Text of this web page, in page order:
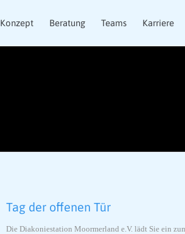
Konzept Beratung Teams Karriere
Tag der offenen Tür
Die Diakoniestation Moormerland e.V. lädt Sie ein